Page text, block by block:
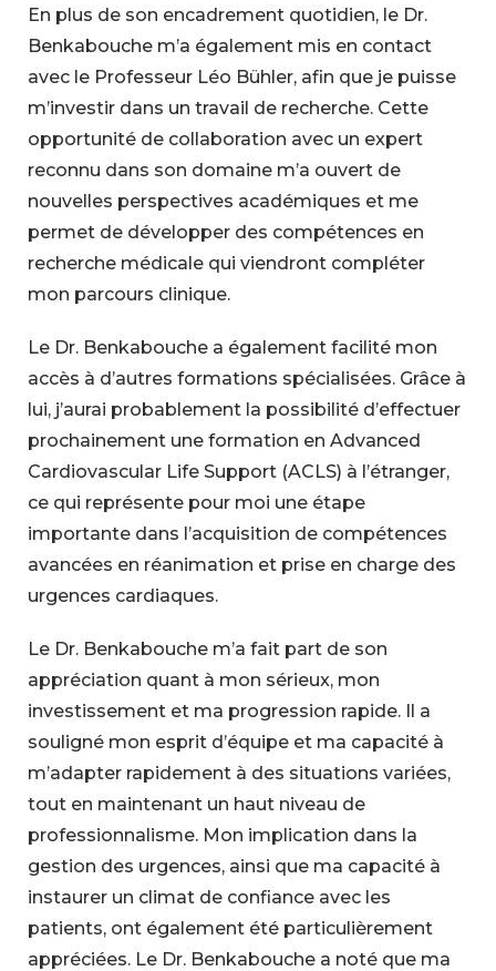
En plus de son encadrement quotidien, le Dr.
Benkabouche m’a également mis en contact
avec le Professeur Léo Bühler, afin que je puisse
m’investir dans un travail de recherche. Cette
opportunité de collaboration avec un expert
reconnu dans son domaine m’a ouvert de
nouvelles perspectives académiques et me
permet de développer des compétences en
recherche médicale qui viendront compléter
mon parcours clinique.
Le Dr. Benkabouche a également facilité mon
accès à d’autres formations spécialisées. Grâce à
lui, j’aurai probablement la possibilité d’effectuer
prochainement une formation en Advanced
Cardiovascular Life Support (ACLS) à l’étranger,
ce qui représente pour moi une étape
importante dans l’acquisition de compétences
avancées en réanimation et prise en charge des
urgences cardiaques.
Le Dr. Benkabouche m’a fait part de son
appréciation quant à mon sérieux, mon
investissement et ma progression rapide. Il a
souligné mon esprit d’équipe et ma capacité à
m’adapter rapidement à des situations variées,
tout en maintenant un haut niveau de
professionnalisme. Mon implication dans la
gestion des urgences, ainsi que ma capacité à
instaurer un climat de confiance avec les
patients, ont également été particulièrement
appréciées. Le Dr. Benkabouche a noté que ma